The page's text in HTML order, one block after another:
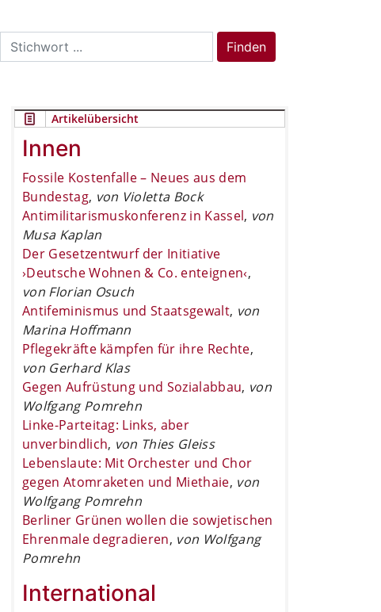
Search
for:
Finden
Artikelübersicht
Innen
Fossile Kostenfalle – Neues aus dem
Bundestag, von Violetta Bock
Antimilitarismuskonferenz in Kassel, von
Musa Kaplan
Der Gesetzentwurf der Initiative
›Deutsche Wohnen & Co. enteignen‹,
von Florian Osuch
Antifeminismus und Staatsgewalt, von
Marina Hoffmann
Pflegekräfte kämpfen für ihre Rechte,
von Gerhard Klas
Gegen Aufrüstung und Sozialabbau, von
Wolfgang Pomrehn
Linke-Parteitag: Links, aber
unverbindlich, von Thies Gleiss
Lebenslaute: Mit Orchester und Chor
gegen Atomraketen und Miethaie, von
Wolfgang Pomrehn
Berliner Grünen wollen die sowjetischen
Ehrenmale degradieren, von Wolfgang
Pomrehn
International